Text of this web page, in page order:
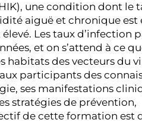
une condition dont le
aiguë et chronique est
Les taux d’infection
et on s’attend à ce
habitats des vecteurs du
participants des
ses manifestations
stratégies de prévention,
de cette formation est